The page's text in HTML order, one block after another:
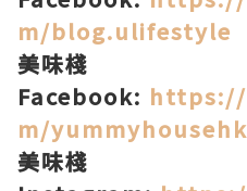
m/blog.ulifestyle
美味棧
Facebook: https://
m/
美味棧